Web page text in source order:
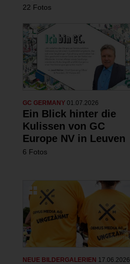
22 Fotos
GC GERMANY 01.07.2026
Ein Blick hinter die
Kulissen von GC
Europe NV in Leuven
6 Fotos
NEUE BILDERGALERIEN 17.06.2026